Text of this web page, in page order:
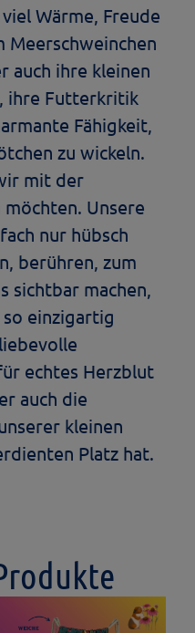
Wärme, Freude
Meerschweinchen
auch ihre kleinen
ihre Futterkritik
Fähigkeit,
zu wickeln.
mit der
Unsere
nur hübsch
berühren, zum
sichtbar machen,
einzigartig
echtes Herzblut
auch die
kleinen
Platz hat.